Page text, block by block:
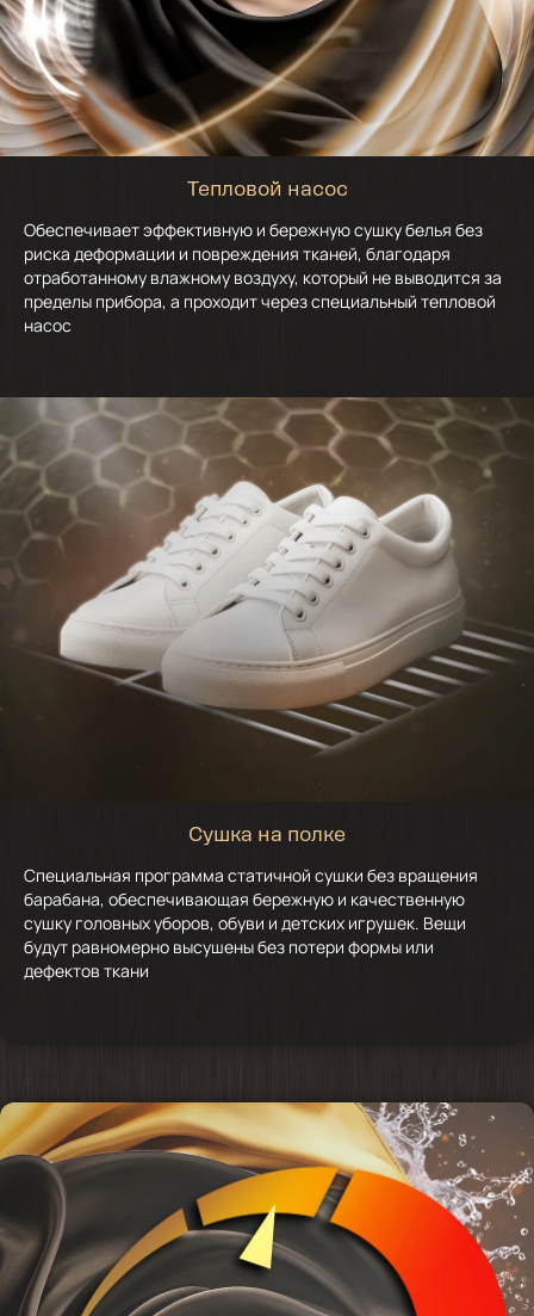
Тепловой насос
Обеспечивает эффективную и бережную сушку белья без
риска деформации и повреждения тканей, благодаря
отработанному влажному воздуху, который не выводится за
пределы прибора, а проходит через специальный тепловой
насос
Сушка на полке
Специальная программа статичной сушки без вращения
барабана, обеспечивающая бережную и качественную
сушку головных уборов, обуви и детских игрушек. Вещи
будут равномерно высушены без потери формы или
дефектов ткани